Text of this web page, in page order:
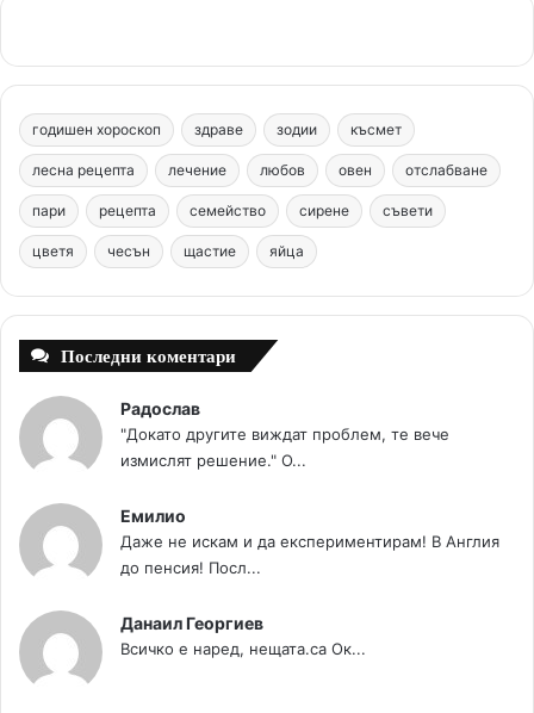
e
b
o
o
k
t
e
r
e
s
t
T
u
b
e
t
a
g
r
m
c
m
годишен хороскоп здраве зодии късмет
лесна рецепта лечение любов овен отслабване
пари рецепта семейство сирене съвети
цветя чесън щастие яйца
Последни коментари
Радослав
"Докато другите виждат проблем, те вече
измислят решение." О...
Емилио
Даже не искам и да експериментирам! В Англия
до пенсия! Посл...
Данаил Георгиев
Всичко е наред, нещата.са Ок...